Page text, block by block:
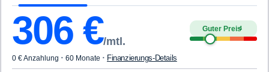
306 €/mtl.
Guter Preis4
0 € Anzahlung · 60 Monate · Finanzierungs-Details